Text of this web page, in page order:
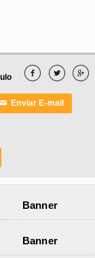
  
✉Enviar E-mail